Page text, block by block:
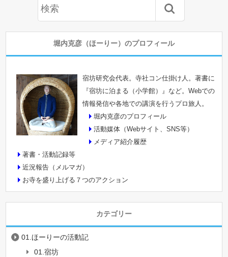
堀内克彦（ほーりー）のプロフィール
宿坊研究会代表。寺社コン仕掛け人。著書に
『宿坊に泊まる（小学館）』など。Webでの
情報発信や各地での講演を行うプロ旅人。
堀内克彦のプロフィール
活動媒体（Webサイト、SNS等）
メディア紹介履歴
著書・活動記録等
近況報告（メルマガ）
お寺を盛り上げる７つのアクション
カテゴリー
01.ほーりーの活動記
01.宿坊